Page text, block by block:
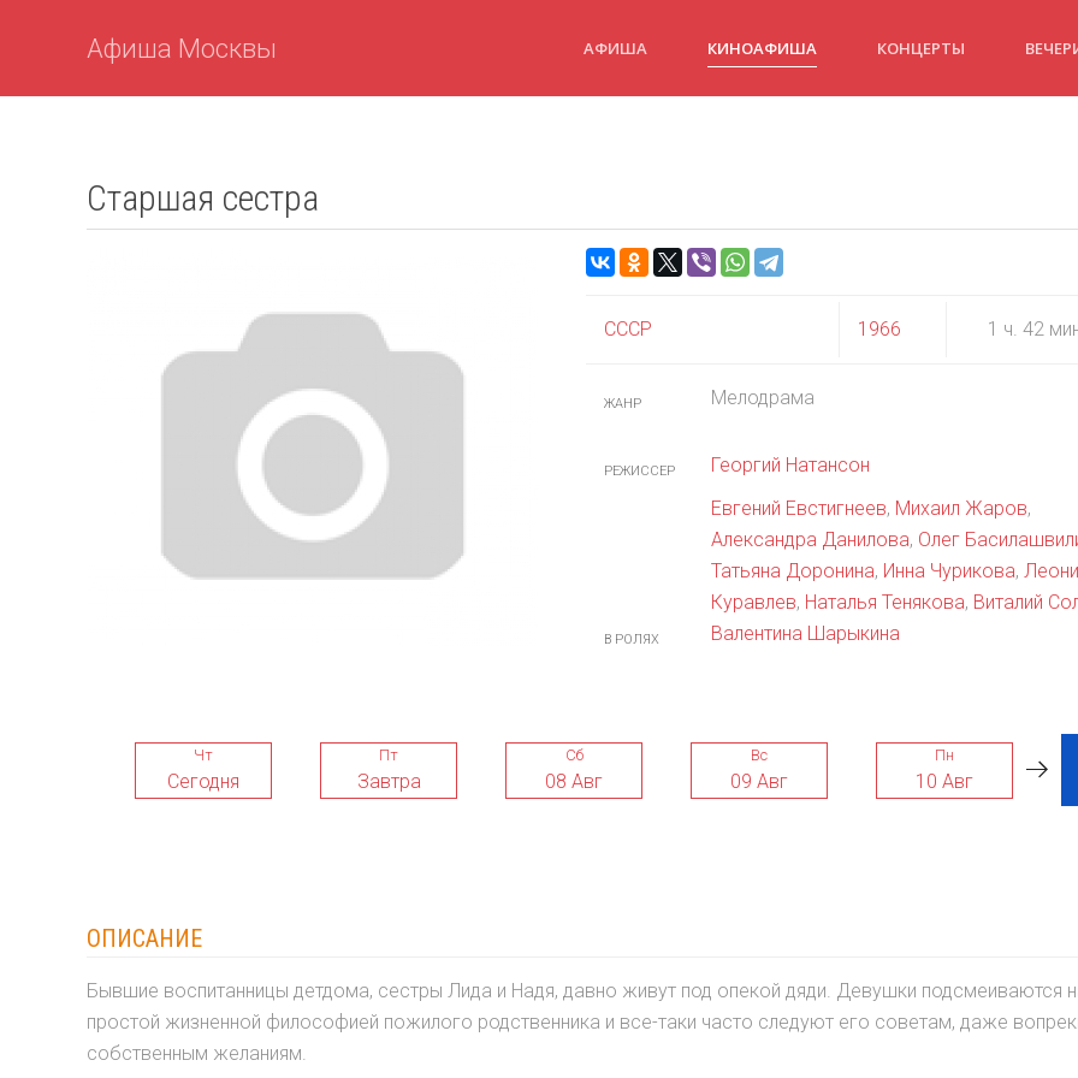
Афиша Москвы АФИША КИНОАФИША КОНЦЕРТЫ
Старшая сестра
СССР 1966 1 ч. 42
ЖАНР Мелодрама
РЕЖИССЕР Георгий Натансон
В РОЛЯХ
Евгений Евстигнеев, Михаил Жаров,
Александра Данилова, Олег
Татьяна Доронина, Инна Чурикова,
Куравлев, Наталья Тенякова, Виталий
Валентина Шарыкина
Чт
Сегодня
Пт
Завтра
Сб
08 Авг
Вс
09 Авг
Пн
10 Авг
ОПИСАНИЕ
Бывшие воспитанницы детдома, сестры Лида и Надя, давно живут под опекой дяди. Девушки подсмеиваются
простой жизненной философией пожилого родственника и все-таки часто следуют его советам, даже
собственным желаниям.